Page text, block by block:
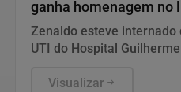
ganha homenagem no
diz mãe
Zenaldo esteve internado
UTI do Hospital
Visualizar